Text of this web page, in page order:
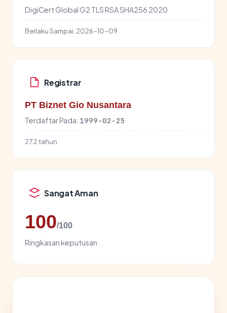
DigiCert Global G2 TLS RSA SHA256 2020
Berlaku Sampai: 2026-10-09
Registrar
PT Biznet Gio Nusantara
Terdaftar Pada: 1999-02-25
27.2 tahun
Sangat Aman
100/100
Ringkasan keputusan